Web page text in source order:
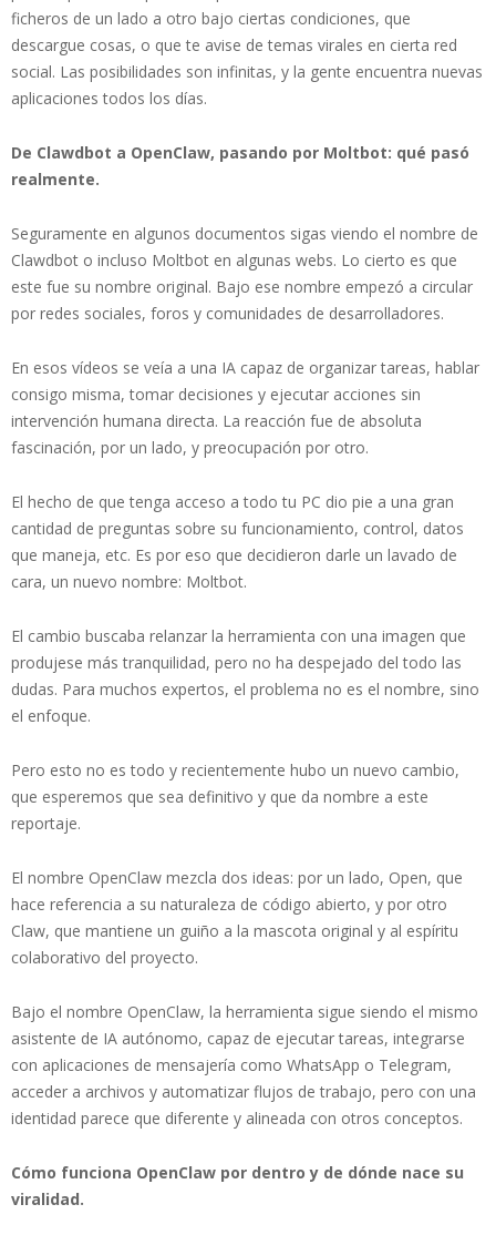
ficheros de un lado a otro bajo ciertas condiciones, que
descargue cosas, o que te avise de temas virales en cierta red
social. Las posibilidades son infinitas, y la gente encuentra nuevas
aplicaciones todos los días.
​De Clawdbot a OpenClaw, pasando por Moltbot: qué pasó
realmente.
Seguramente en algunos documentos sigas viendo el nombre de
Clawdbot o incluso Moltbot en algunas webs. Lo cierto es que
este fue su nombre original. Bajo ese nombre empezó a circular
por redes sociales, foros y comunidades de desarrolladores.
En esos vídeos se veía a una IA capaz de organizar tareas, hablar
consigo misma, tomar decisiones y ejecutar acciones sin
intervención humana directa. La reacción fue de absoluta
fascinación, por un lado, y preocupación por otro.
El hecho de que tenga acceso a todo tu PC dio pie a una gran
cantidad de preguntas sobre su funcionamiento, control, datos
que maneja, etc. Es por eso que decidieron darle un lavado de
cara, un nuevo nombre: Moltbot.
El cambio buscaba relanzar la herramienta con una imagen que
produjese más tranquilidad, pero no ha despejado del todo las
dudas. Para muchos expertos, el problema no es el nombre, sino
el enfoque.
Pero esto no es todo y recientemente hubo un nuevo cambio,
que esperemos que sea definitivo y que da nombre a este
reportaje.
El nombre OpenClaw mezcla dos ideas: por un lado, Open, que
hace referencia a su naturaleza de código abierto, y por otro
Claw, que mantiene un guiño a la mascota original y al espíritu
colaborativo del proyecto.
Bajo el nombre OpenClaw, la herramienta sigue siendo el mismo
asistente de IA autónomo, capaz de ejecutar tareas, integrarse
con aplicaciones de mensajería como WhatsApp o Telegram,
acceder a archivos y automatizar flujos de trabajo, pero con una
identidad parece que diferente y alineada con otros conceptos.
​Cómo funciona OpenClaw por dentro y de dónde nace su
viralidad.